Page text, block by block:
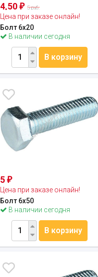
4,50₽ 5 руб.
Цена при заказе онлайн!
Болт 6х20
В наличии сегодня
В корзину
5₽
Цена при заказе онлайн!
Болт 6х50
В наличии сегодня
В корзину